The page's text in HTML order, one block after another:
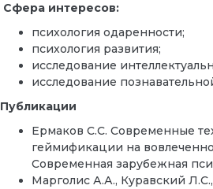
Сфера интересов:
психология одаренности;
психология развития;
исследование
исследование
Публикации
Ермаков С.С. Современные
геймификации на
Современная зарубежная
Марголис А.А., Куравский